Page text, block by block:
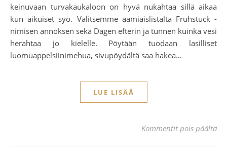
keinuvaan turvakaukaloon on hyvä nukahtaa sillä aikaa
kun aikuiset syö. Valitsemme aamiaislistalta Frühstück -
nimisen annoksen sekä Dagen efterin ja tunnen kuinka vesi
herahtaa jo kielelle. Pöytään tuodaan lasilliset
luomuappelsiinimehua, sivupöydältä saa hakea…
LUE LISÄÄ
Kommentit pois päältä